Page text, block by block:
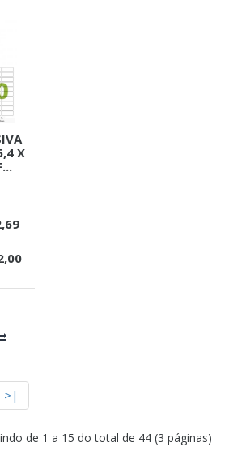
X
>|
de 1 a 15 do total de 44 (3 páginas)